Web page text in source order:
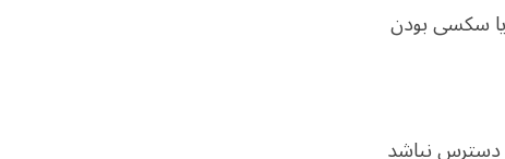
سکسی بودن
نباشد